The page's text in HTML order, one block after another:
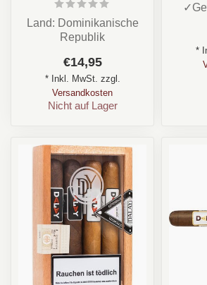
Land: Dominikanische
Republik
Aroma: Honig,Kaffe ,
Kakao, Würz...
€14,95
* Inkl. MwSt. zzgl.
Versandkosten
Nicht auf Lager
*